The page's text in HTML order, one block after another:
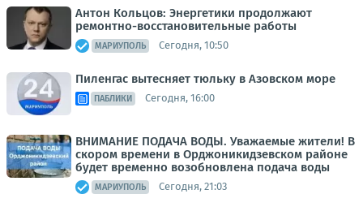
Антон Кольцов: Энергетики продолжают
ремонтно-восстановительные работы
МАРИУПОЛЬ Сегодня, 10:50
Пиленгас вытесняет тюльку в Азовском море
ПАБЛИКИ Сегодня, 16:00
ВНИМАНИЕ ПОДАЧА ВОДЫ. Уважаемые жители! В
скором времени в Орджоникидзевском районе
будет временно возобновлена подача воды
МАРИУПОЛЬ Сегодня, 21:03